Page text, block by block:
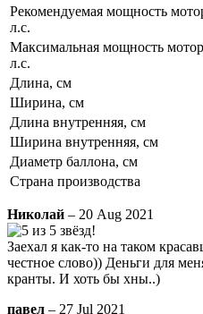
Рекомендуемая мощность
л.с.
Максимальная мощность
л.с.
Длина, см
Ширина, см
Длина внутренняя, см
Ширина внутренняя, см
Диаметр баллона, см
Страна производства
Николай – 20 Aug 2021
Заехал я как-то на таком
честное слово)) Деньги для
кранты. И хоть бы хны..)
павел – 27 Jul 2021